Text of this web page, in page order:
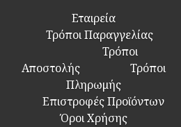
Εταιρεία
Τρόποι Παραγγελίας
Τρόποι
Αποστολής
Τρόποι
Πληρωμής
Επιστροφές Προϊόντων
Όροι Χρήσης